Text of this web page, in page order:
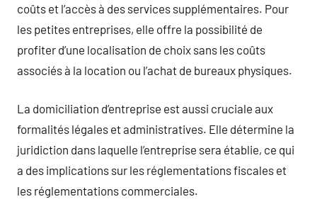
coûts et l’accès à des services supplémentaires. Pour
les petites entreprises, elle offre la possibilité de
profiter d’une localisation de choix sans les coûts
associés à la location ou l’achat de bureaux physiques.
La domiciliation d’entreprise est aussi cruciale aux
formalités légales et administratives. Elle détermine la
juridiction dans laquelle l’entreprise sera établie, ce qui
a des implications sur les réglementations fiscales et
les réglementations commerciales.